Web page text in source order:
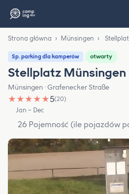
Strona główna › Münsingen ›
Sp. parking dla kamperów otwarty
Stellplatz Münsingen
Münsingen · Grafenecker Straße
★ ★ ★ ★ ★5(20)
Jan – Dec
26 Pojemność (ile pojazdów